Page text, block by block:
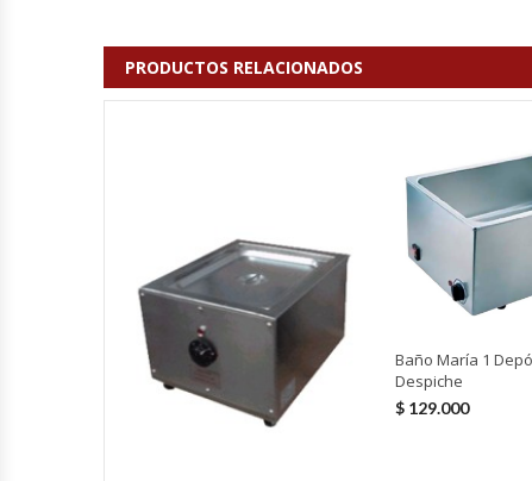
Expendedoras De Jugo
Exprimidor De Naranjas
Exprimidoras De Cítricos
PRODUCTOS RELACIONADOS
Baño María 1
Despiche
$129.000